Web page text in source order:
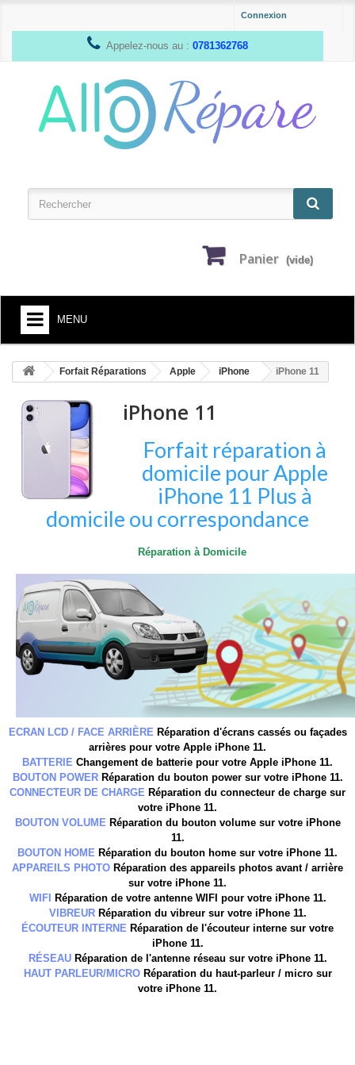
Connexion
Appelez-nous au : 0781362768
Panier (vide)
MENU
HOME
SMARTPHONE ET TABLETTE
DÉPANNAGE INFORMATIQUE À DOMICILE
ASSISTANCE DÉPANNAGE INFORMATIQUE À DISTANCE
ZONE DE DÉPLACEMENT
RÉPARATION DE PC À DOMICILE
Forfait Réparations Apple iPhone iPhone 11
iPhone 11
Forfait réparation à
domicile pour Apple
iPhone 11 Plus à
domicile ou correspondance
Réparation à Domicile
ECRAN LCD / FACE ARRIÈRE Réparation d'écrans cassés ou façades
arrières pour votre Apple iPhone 11.
BATTERIE Changement de batterie pour votre Apple iPhone 11.
BOUTON POWER Réparation du bouton power sur votre iPhone 11.
CONNECTEUR DE CHARGE Réparation du connecteur de charge sur
votre iPhone 11.
BOUTON VOLUME Réparation du bouton volume sur votre iPhone
11.
BOUTON HOME Réparation du bouton home sur votre iPhone 11.
APPAREILS PHOTO Réparation des appareils photos avant / arrière
sur votre iPhone 11.
WIFI
Réparation de votre antenne WIFI pour votre iPhone 11.
VIBREUR Réparation du vibreur sur votre iPhone 11.
ÉCOUTEUR INTERNE Réparation de l'écouteur interne sur votre
iPhone 11.
RÉSEAU Réparation de l'antenne réseau sur votre iPhone 11.
HAUT PARLEUR/MICRO Réparation du haut-parleur / micro sur
votre iPhone 11.